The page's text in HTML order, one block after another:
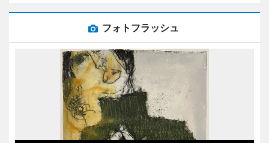
フォトフラッシュ